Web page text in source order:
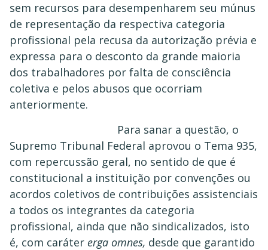
sem recursos para desempenharem seu múnus
de representação da respectiva categoria
profissional pela recusa da autorização prévia e
expressa para o desconto da grande maioria
dos trabalhadores por falta de consciência
coletiva e pelos abusos que ocorriam
anteriormente.
Para sanar a questão, o
Supremo Tribunal Federal aprovou o Tema 935,
com repercussão geral, no sentido de que é
constitucional a instituição por convenções ou
acordos coletivos de contribuições assistenciais
a todos os integrantes da categoria
profissional, ainda que não sindicalizados, isto
é, com caráter erga omnes, desde que garantido